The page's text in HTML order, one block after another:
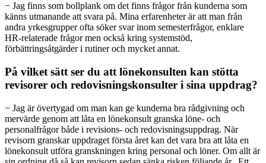
− Jag finns som bollplank om det finns frågor från kunderna som
känns utmanande att svara på. Mina erfarenheter är att man från
andra yrkesgrupper ofta söker svar inom semesterfrågor, enklare
HR-relaterade frågor men också kring systemstöd,
förbättringsåtgärder i rutiner och mycket annat.
På vilket sätt ser du att lönekonsulten kan stötta
revisorer och redovisningskonsulter i sina uppdrag?
− Jag är övertygad om man kan ge kunderna bra rådgivning och
mervärde genom att låta en lönekonsult granska löne- och
personalfrågor både i revisions- och redovisningsuppdrag. När
revisorn granskar uppdraget första året kan det vara bra att låta en
lönekonsult utföra granskningen kring personal och löner. Om allt är